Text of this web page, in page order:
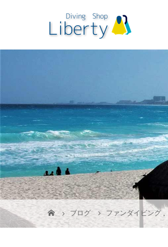
ブログ ファンダイビング